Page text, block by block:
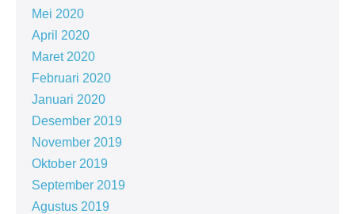
Mei 2020
April 2020
Maret 2020
Februari 2020
Januari 2020
Desember 2019
November 2019
Oktober 2019
September 2019
Agustus 2019